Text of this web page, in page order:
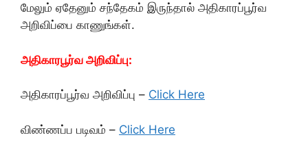
மேலும் ஏதேனும் சந்தேகம் இருந்தால் அதிகாரப்பூர்வ
அறிவிப்பை காணுங்கள்.
அதிகாரபூர்வ அறிவிப்பு:
அதிகாரப்பூர்வ அறிவிப்பு – Click Here
விண்ணப்ப படிவம் – Click Here